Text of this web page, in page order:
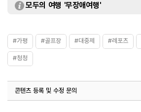
- 우드 10,000원
- 퍼터 10,000원
모두의 여행 '무장애여행'
#가평 #골프장 #대중제 #레포츠
#청청
콘텐츠 등록 및 수정 문의